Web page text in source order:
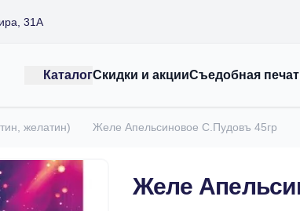
31А
КаталогСкидки и акцииСъедобная
желатин) Желе Апельсиновое С.Пудовъ 45гр
Желе